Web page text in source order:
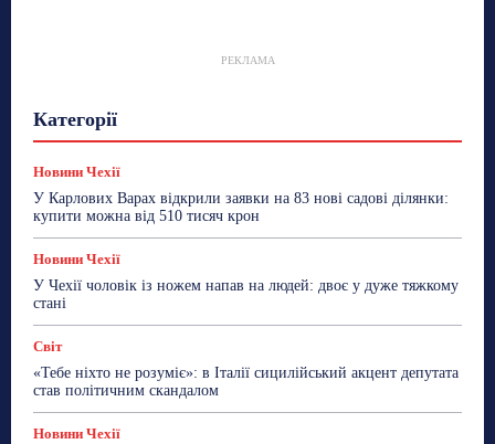
РЕКЛАМА
Категорії
Новини Чехії
Робота
Сад та город Світ
ТехноМанія
Топ-новини Фоторепортаж
Новини Чехії
У Карлових Варах відкрили заявки на 83 нові садові ділянки:
купити можна від 510 тисяч крон
Новини Чехії
У Чехії чоловік із ножем напав на людей: двоє у дуже тяжкому
стані
Світ
«Тебе ніхто не розуміє»: в Італії сицилійський акцент депутата
став політичним скандалом
Новини Чехії